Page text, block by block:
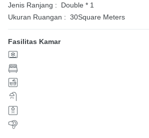
Jenis Ranjang :
Double * 1
Ukuran Ruangan : 30Square Meters
Fasilitas Kamar